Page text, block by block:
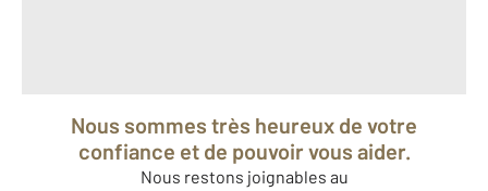
Nous sommes très heureux de votre
confiance et de pouvoir vous aider.
Nous restons joignables au